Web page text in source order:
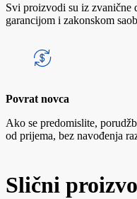
Svi proizvodi su iz zvanične
garancijom i zakonskom
Povrat novca
Ako se predomislite,
od prijema, bez navođenja
Slični